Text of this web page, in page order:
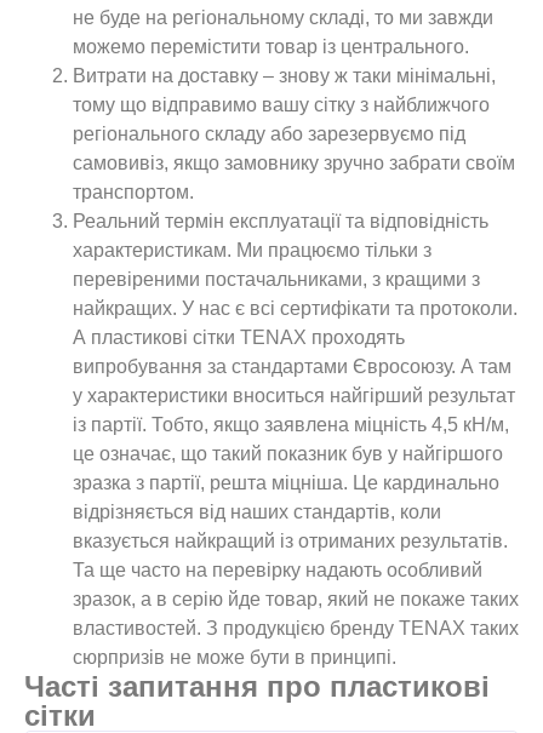
не буде на регіональному складі, то ми завжди
можемо перемістити товар із центрального.
Витрати на доставку – знову ж таки мінімальні,
тому що відправимо вашу сітку з найближчого
регіонального складу або зарезервуємо під
самовивіз, якщо замовнику зручно забрати своїм
транспортом.
Реальний термін експлуатації та відповідність
характеристикам. Ми працюємо тільки з
перевіреними постачальниками, з кращими з
найкращих. У нас є всі сертифікати та протоколи.
А пластикові сітки TENAX проходять
випробування за стандартами Євросоюзу. А там
у характеристики вноситься найгірший результат
із партії. Тобто, якщо заявлена ​​міцність 4,5 кН/м,
це означає, що такий показник був у найгіршого
зразка з партії, решта міцніша. Це кардинально
відрізняється від наших стандартів, коли
вказується найкращий із отриманих результатів.
Та ще часто на перевірку надають особливий
зразок, а в серію йде товар, який не покаже таких
властивостей. З продукцією бренду TENAX таких
сюрпризів не може бути в принципі.
Часті запитання про пластикові
сітки